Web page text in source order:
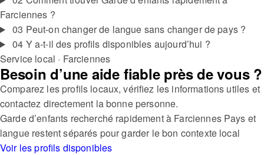
Farciennes ?
03 Peut-on changer de langue sans changer de pays ?
04 Y a-t-il des profils disponibles aujourd’hui ?
Service local · Farciennes
Besoin d’une aide fiable près de vous ?
Comparez les profils locaux, vérifiez les informations utiles et
contactez directement la bonne personne.
Garde d’enfants recherché rapidement à Farciennes Pays et
langue restent séparés pour garder le bon contexte local
Voir les profils disponibles